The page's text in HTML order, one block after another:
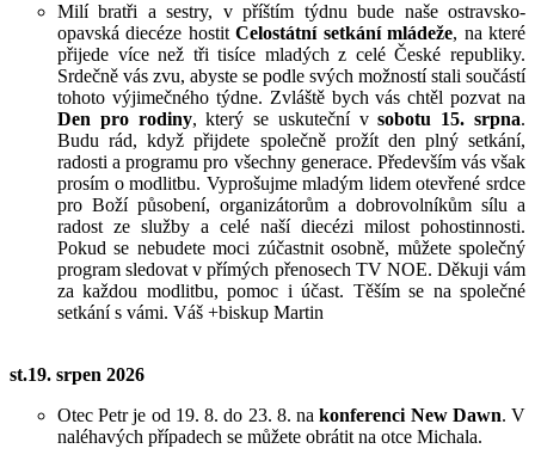
Milí bratři a sestry, v příštím týdnu bude naše ostravsko-
opavská diecéze hostitCelostátní setkání mládeže, nakteré
přijede více než tři tisíce mladých z celé České republiky.
Srdečně vás zvu, abyste se podle svých možností stali součástí
tohoto výjimečného týdne. Zvláště bych vás chtěl pozvat na
Den pro rodiny, který se uskuteční vsobotu 15. srpna.
Budu rád, když přijdete společně prožít den plný setkání,
radosti a programu pro všechny generace. Především vás však
prosím o modlitbu. Vyprošujme mladým lidem otevřené srdce
pro Boží působení, organizátorům a dobrovolníkům sílu a
radost ze služby a celé naší diecézi milost pohostinnosti.
Pokud se nebudete moci zúčastnit osobně, můžete společný
program sledovat v přímých přenosech TV NOE. Děkuji vám
za každou modlitbu, pomoc i účast. Těším se na společné
setkání s vámi. Váš +biskup Martin
st.19. srpen 2026
Otec Petr je od 19. 8. do 23. 8. nakonferenci New Dawn. V
naléhavých případech se můžete obrátit na otce Michala.